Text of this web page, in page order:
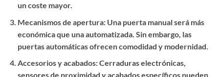
un coste mayor.
Mecanismos de apertura: Una puerta manual será más
económica que una automatizada. Sin embargo, las
puertas automáticas ofrecen comodidad y modernidad.
Accesorios y acabados: Cerraduras electrónicas,
sensores de proximidad y acabados específicos pueden